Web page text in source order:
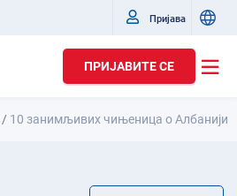
Пријава
ПРИЈАВИТЕ СЕ
/ 10 занимљивих чињеница о Албанији